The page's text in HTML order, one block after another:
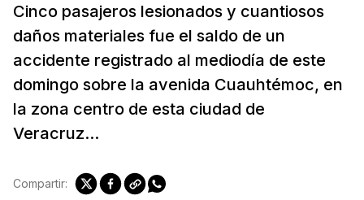
Cinco pasajeros lesionados y cuantiosos
daños materiales fue el saldo de un
accidente registrado al mediodía de este
domingo sobre la avenida Cuauhtémoc, en
la zona centro de esta ciudad de
Veracruz...
Compartir: